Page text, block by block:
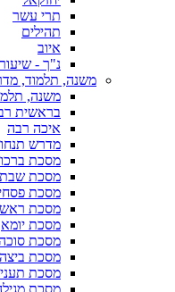
תרי עשר
תהילים
איוב
נ"ך -
משנה, תלמוד,
משנה,
בראשית
איכה רבה
מדרש
מסכת
מסכת שבת
מסכת
מסכת
מסכת יומא
מסכת
מסכת ביצה
מסכת
מסכת